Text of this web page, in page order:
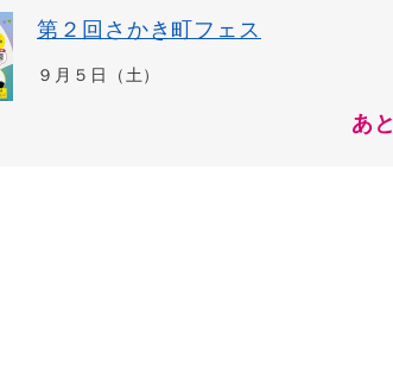
第２回さかき町フェス
９月５日（土）
あと